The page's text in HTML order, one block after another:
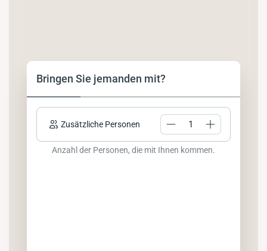
Bringen Sie jemanden mit?
Zusätzliche Personen
Anzahl der Personen, die mit Ihnen kommen.